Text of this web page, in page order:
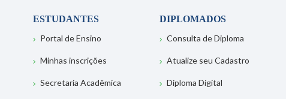
ESTUDANTES
Portal de Ensino
Minhas inscrições
Secretaria Acadêmica
DIPLOMADOS
Consulta de Diploma
Atualize seu Cadastro
Diploma Digital